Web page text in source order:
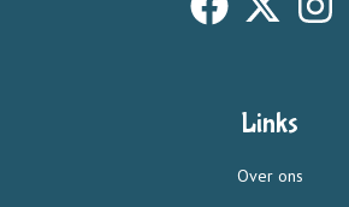
Links
Over ons